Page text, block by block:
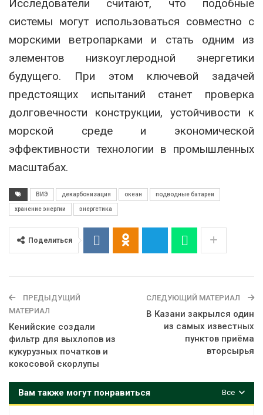
Исследователи считают, что подобные
системы могут использоваться совместно с
морскими ветропарками и стать одним из
элементов низкоуглеродной энергетики
будущего. При этом ключевой задачей
предстоящих испытаний станет проверка
долговечности конструкции, устойчивости к
морской среде и экономической
эффективности технологии в промышленных
масштабах.
ВИЭ декарбонизация океан подводные батареи
хранение энергии энергетика
Поделиться
ПРЕДЫДУЩИЙ
МАТЕРИАЛ
Кенийские создали
фильтр для выхлопов из
кукурузных початков и
кокосовой скорлупы
СЛЕДУЮЩИЙ МАТЕРИАЛ
В Казани закрылся один
из самых известных
пунктов приёма
вторсырья
Все
Вам также могут понравиться